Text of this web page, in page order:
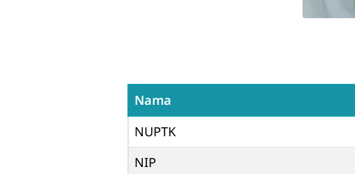
Nama
NUPTK
NIP